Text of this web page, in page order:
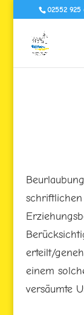
02552 925
erteilt/
einem
versäumte